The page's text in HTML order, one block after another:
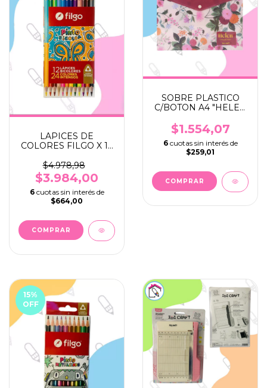
LAPICES DE
COLORES FILGO X 12
$4.978,98
$3.984,00
6 cuotas sin interés de
$664,00
SOBRE PLASTICO
C/BOTON A4 "HELEN
$1.554,07
6 cuotas sin interés de
$259,01
15%
OFF